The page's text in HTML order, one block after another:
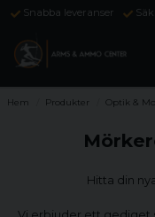
Snabba leveranser
Hem Produkter Optik &
Hitta din